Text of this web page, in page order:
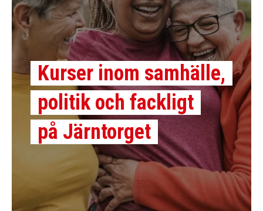
Kurser inom samhälle,
politik och fackligt
på Järntorget